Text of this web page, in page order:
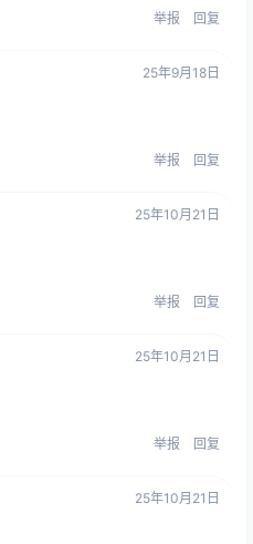
举报 回复
25年9月18日
举报 回复
25年10月21日
举报 回复
25年10月21日
举报 回复
25年10月21日